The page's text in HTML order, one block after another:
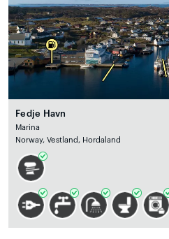
Fedje Havn
Marina
Norway, Vestland, Hordaland